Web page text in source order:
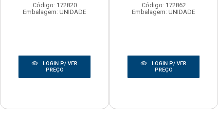
Código: 172820
Embalagem: UNIDADE
LOGIN P/ VER
PREÇO
Código: 172862
Embalagem: UNIDADE
LOGIN P/ VER
PREÇO